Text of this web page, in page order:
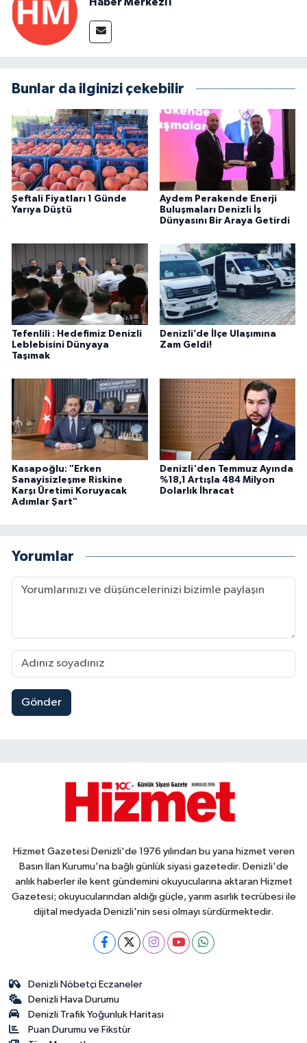
Bunlar da ilginizi çekebilir
Şeftali Fiyatları 1 Günde
Yarıya Düştü
Aydem Perakende Enerji
Buluşmaları Denizli İş
Dünyasını Bir Araya Getirdi
Tefenlili : Hedefimiz Denizli
Leblebisini Dünyaya
Taşımak
Denizli’de İlçe Ulaşımına
Zam Geldi!
Kasapoğlu: "Erken
Sanayisizleşme Riskine
Karşı Üretimi Koruyacak
Adımlar Şart"
Denizli'den Temmuz Ayında
%18,1 Artışla 484 Milyon
Dolarlık İhracat
Yorumlar
Gönder
Hizmet Gazetesi Denizli'de 1976 yılından bu yana hizmet veren
Basın İlan Kurumu'na bağlı günlük siyasi gazetedir. Denizli'de
anlık haberler ile kent gündemini okuyucularına aktaran Hizmet
Gazetesi; okuyucularından aldığı güçle, yarım asırlık tecrübesi ile
dijital medyada Denizli'nin sesi olmayı sürdürmektedir.
Denizli Nöbetçi Eczaneler
Denizli Hava Durumu
Denizli Trafik Yoğunluk Haritası
Puan Durumu ve Fikstür